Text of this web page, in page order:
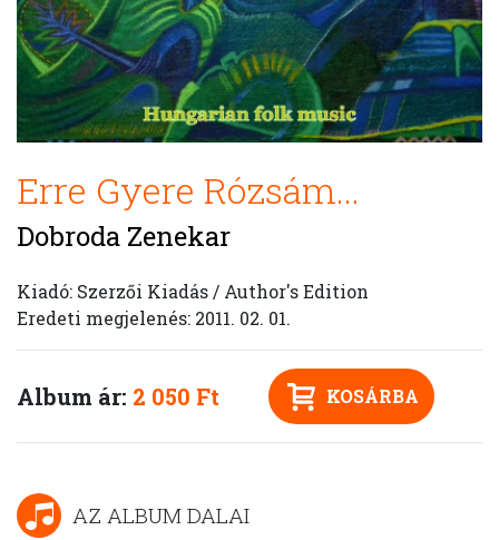
Erre Gyere Rózsám...
Dobroda Zenekar
Kiadó: Szerzői Kiadás / Author's Edition
Eredeti megjelenés: 2011. 02. 01.
Album ár: 2 050 Ft KOSÁRBA
AZ ALBUM DALAI